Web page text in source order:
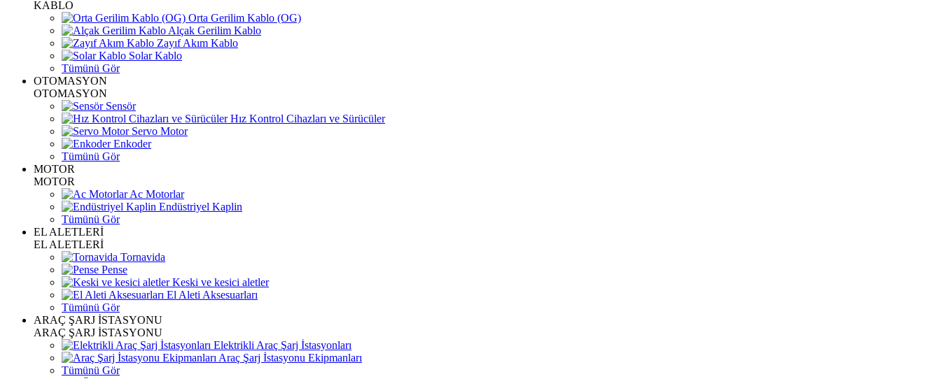
KABLO
Orta Gerilim Kablo (OG)
Alçak Gerilim Kablo
Zayıf Akım Kablo
Solar Kablo
Tümünü Gör
OTOMASYON
OTOMASYON
Sensör
Hız Kontrol Cihazları ve Sürücüler
Servo Motor
Enkoder
Tümünü Gör
MOTOR
MOTOR
Ac Motorlar
Endüstriyel Kaplin
Tümünü Gör
EL ALETLERİ
EL ALETLERİ
Tornavida
Pense
Keski ve kesici aletler
El Aleti Aksesuarları
Tümünü Gör
ARAÇ ŞARJ İSTASYONU
ARAÇ ŞARJ İSTASYONU
Elektrikli Araç Şarj İstasyonları
Araç Şarj İstasyonu Ekipmanları
Tümünü Gör